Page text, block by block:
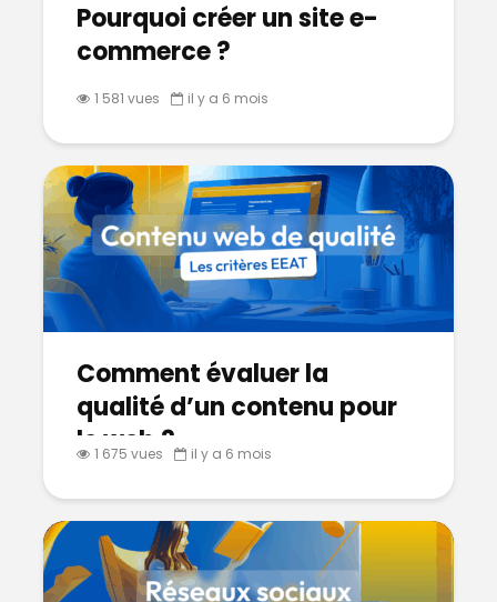
Pourquoi créer un site e-
commerce ?
1 581 vues il y a 6 mois
Comment évaluer la
qualité d’un contenu pour
le web ?
1 675 vues il y a 6 mois